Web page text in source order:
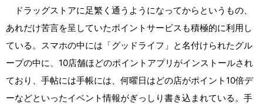
ドラッグストアに足繁く通うようになってからというもの、
あれだけ苦言を呈していたポイントサービスも積極的に利用し
ている。スマホの中には「グッドライフ」と名付けられたグル
ープの中に、10店舗ほどのポイントアプリがインストールされ
ており、手帖には手帳には、何曜日はどの店がポイント10倍デ
ーなどといったイベント情報がぎっしり書き込まれている。手